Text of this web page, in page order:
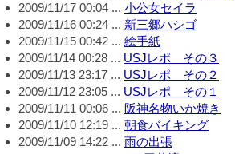
2009/11/17 00:04 ... 小公女セイラ
2009/11/16 00:24 ... 新三郷ハシゴ
2009/11/15 00:42 ... 絵手紙
2009/11/14 00:28 ... USJレポ その３
2009/11/13 23:17 ... USJレポ その２
2009/11/12 23:05 ... USJレポ その１
2009/11/11 00:06 ... 阪神名物いか焼き
2009/11/10 12:19 ... 朝食バイキング
2009/11/09 14:22 ... 雨の出張